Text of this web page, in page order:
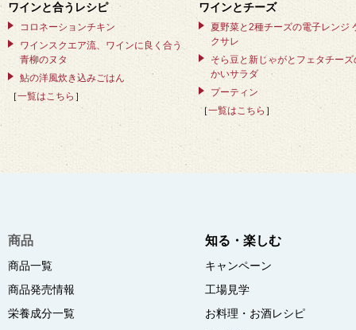
ワインと合うレシピ
コロネーションチキン
ワインスクエア流、ワインに良く合う
青柳のヌタ
鮎の洋風炊き込みごはん
［一覧はこちら ］
ワインとチーズ
夏野菜と2種チーズの電子レンジ
クサレ
そら豆と新じゃがとフェタチーズ
かいサラダ
プーティン
［一覧はこちら ］
商品
商品一覧
商品発売情報
栄養成分一覧
知る・楽しむ
キャンペーン
工場見学
お料理・お酒レシピ